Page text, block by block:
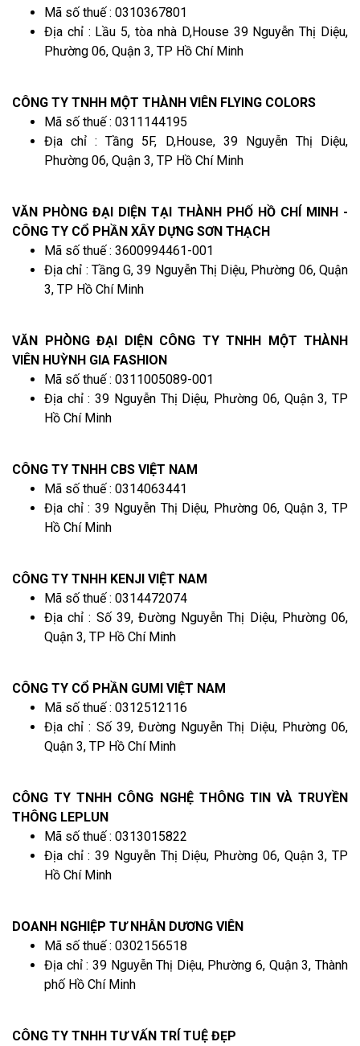
Mã số thuế : 0310367801
Địa chỉ : Lầu 5, tòa nhà D,House 39 Nguyễn Thị Diệu,
Phường 06, Quận 3, TP Hồ Chí Minh
CÔNG TY TNHH MỘT THÀNH VIÊN FLYING COLORS
Mã số thuế : 0311144195
Địa chỉ : Tầng 5F, D,House, 39 Nguyễn Thị Diệu,
Phường 06, Quận 3, TP Hồ Chí Minh
VĂN PHÒNG ĐẠI DIỆN TẠI THÀNH PHỐ HỒ CHÍ MINH -
CÔNG TY CỔ PHẦN XÂY DỰNG SƠN THẠCH
Mã số thuế : 3600994461-001
Địa chỉ : Tầng G, 39 Nguyễn Thị Diệu, Phường 06, Quận
3, TP Hồ Chí Minh
VĂN PHÒNG ĐẠI DIỆN CÔNG TY TNHH MỘT THÀNH
VIÊN HUỲNH GIA FASHION
Mã số thuế : 0311005089-001
Địa chỉ : 39 Nguyễn Thị Diệu, Phường 06, Quận 3, TP
Hồ Chí Minh
CÔNG TY TNHH CBS VIỆT NAM
Mã số thuế : 0314063441
Địa chỉ : 39 Nguyễn Thị Diệu, Phường 06, Quận 3, TP
Hồ Chí Minh
CÔNG TY TNHH KENJI VIỆT NAM
Mã số thuế : 0314472074
Địa chỉ : Số 39, Đường Nguyễn Thị Diệu, Phường 06,
Quận 3, TP Hồ Chí Minh
CÔNG TY CỔ PHẦN GUMI VIỆT NAM
Mã số thuế : 0312512116
Địa chỉ : Số 39, Đường Nguyễn Thị Diệu, Phường 06,
Quận 3, TP Hồ Chí Minh
CÔNG TY TNHH CÔNG NGHỆ THÔNG TIN VÀ TRUYỀN
THÔNG LEPLUN
Mã số thuế : 0313015822
Địa chỉ : 39 Nguyễn Thị Diệu, Phường 06, Quận 3, TP
Hồ Chí Minh
DOANH NGHIỆP TƯ NHÂN DƯƠNG VIÊN
Mã số thuế : 0302156518
Địa chỉ : 39 Nguyễn Thị Diệu, Phường 6, Quận 3, Thành
phố Hồ Chí Minh
CÔNG TY TNHH TƯ VẤN TRÍ TUỆ ĐẸP